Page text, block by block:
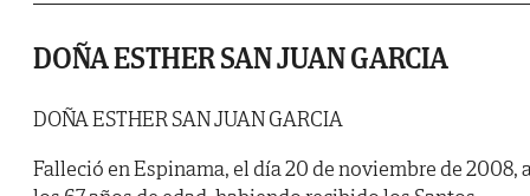
DOÑA ESTHER SAN JUAN GARCIA
DOÑA ESTHER SAN JUAN GARCIA
Falleció en Espinama, el día 20 de noviembre de 2008,